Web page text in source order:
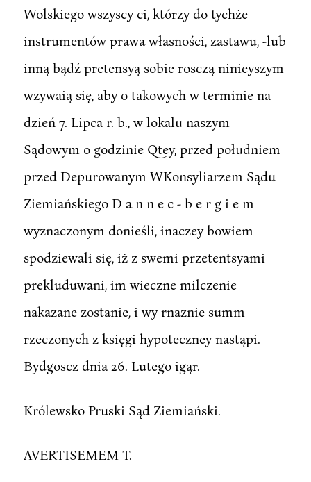
Wolskiego wszyscy ci, którzy do tychże
instrumentów prawa własności, zastawu, -lub
inną bądź pretensyą sobie rosczą ninieyszym
wzywaią się, aby o takowych w terminie na
dzień 7. Lipca r. b., w lokalu naszym
Sądowym o godzinie Qtey, przed południem
przed Depurowanym WKonsyliarzem Sądu
Ziemiańskiego D a n n e c - b e r g i e m
wyznaczonym donieśli, inaczey bowiem
spodziewali się, iż z swemi przetentsyami
prekluduwani, im wieczne milczenie
nakazane zostanie, i wy rnaznie summ
rzeczonych z księgi hypoteczney nastąpi.
Bydgoscz dnia 26. Lutego igąr.
Królewsko Pruski Sąd Ziemiański.
AVERTISEMEM T.